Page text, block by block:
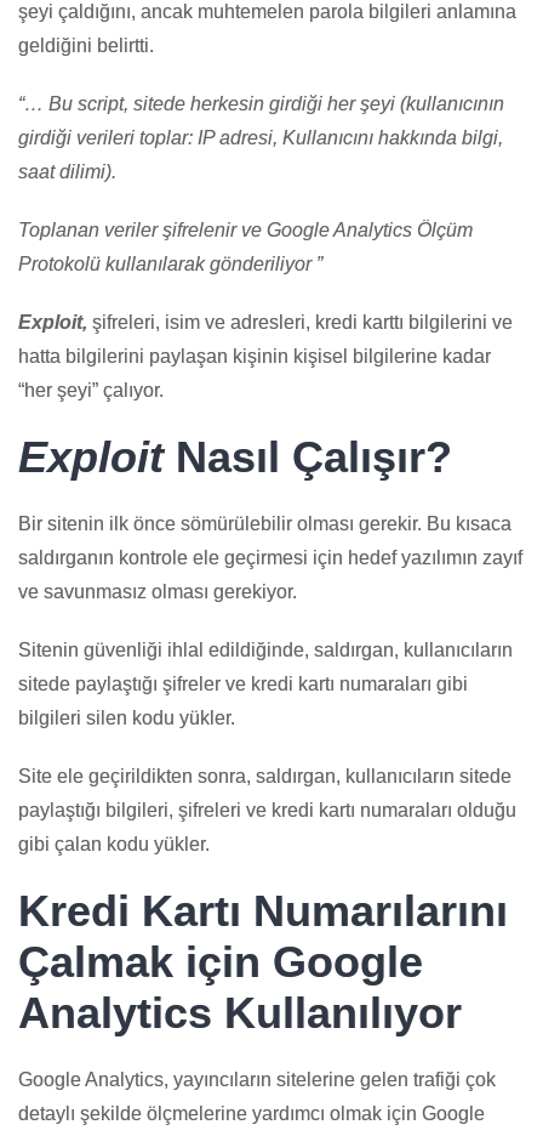
şeyi çaldığını, ancak muhtemelen parola bilgileri anlamına
geldiğini belirtti.
“… Bu script, sitede herkesin girdiği her şeyi (kullanıcının
girdiği verileri toplar: IP adresi, Kullanıcını hakkında bilgi,
saat dilimi).
Toplanan veriler şifrelenir ve Google Analytics Ölçüm
Protokolü kullanılarak gönderiliyor ”
Exploit, şifreleri, isim ve adresleri, kredi karttı bilgilerini ve
hatta bilgilerini paylaşan kişinin kişisel bilgilerine kadar
“her şeyi” çalıyor.
ExploitNasıl Çalışır?
Bir sitenin ilk önce sömürülebilir olması gerekir. Bu kısaca
saldırganın kontrole ele geçirmesi için hedef yazılımın zayıf
ve savunmasız olması gerekiyor.
Sitenin güvenliği ihlal edildiğinde, saldırgan, kullanıcıların
sitede paylaştığı şifreler ve kredi kartı numaraları gibi
bilgileri silen kodu yükler.
Site ele geçirildikten sonra, saldırgan, kullanıcıların sitede
paylaştığı bilgileri, şifreleri ve kredi kartı numaraları olduğu
gibi çalan kodu yükler.
Kredi Kartı Numarılarını
Çalmak için Google
Analytics Kullanılıyor
Google Analytics, yayıncıların sitelerine gelen trafiği çok
detaylı şekilde ölçmelerine yardımcı olmak için Google